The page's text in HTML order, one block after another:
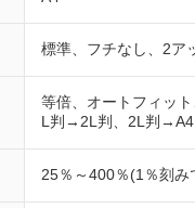
標準、フチなし、2ア
等倍、オートフィッ
L判→2L判、2L判
25％～400％(1％刻み